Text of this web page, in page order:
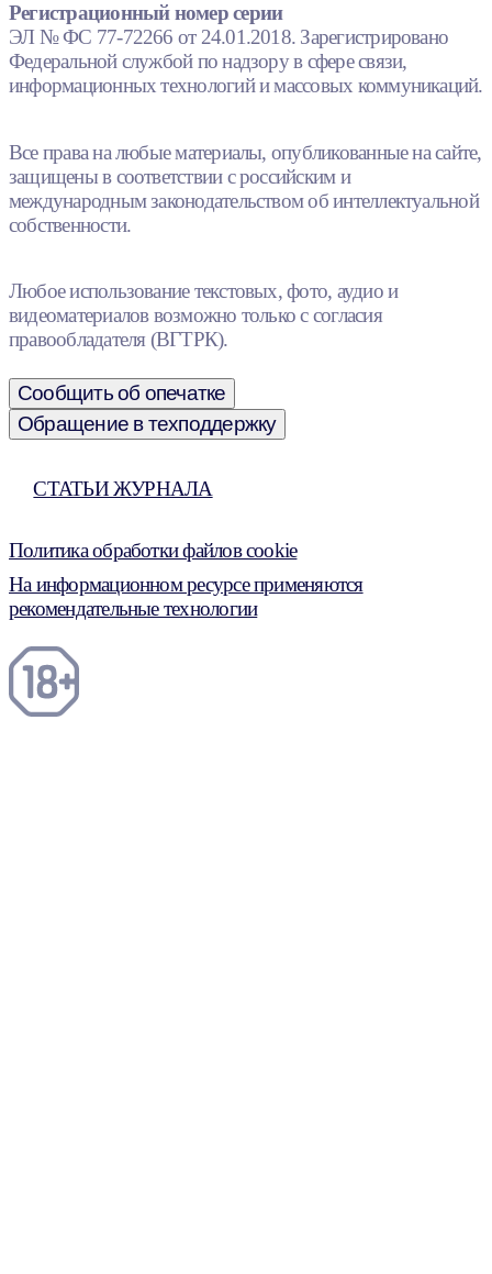
Регистрационный номер серии
ЭЛ № ФС 77-72266 от 24.01.2018. Зарегистрировано
Федеральной службой по надзору в сфере связи,
информационных технологий и массовых коммуникаций.
Все права на любые материалы, опубликованные на сайте,
защищены в соответствии с российским и
международным законодательством об интеллектуальной
собственности.
Любое использование текстовых, фото, аудио и
видеоматериалов возможно только с согласия
правообладателя (ВГТРК).
Сообщить об опечатке
Обращение в техподдержку
СТАТЬИ ЖУРНАЛА
Политика обработки файлов cookie
На информационном ресурсе применяются
рекомендательные технологии